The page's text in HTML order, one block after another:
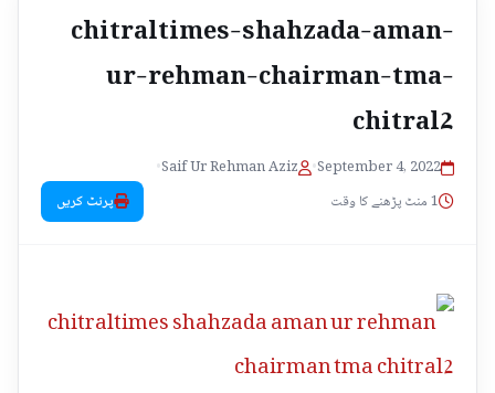
chitraltimes-shahzada-aman-
ur-rehman-chairman-tma-
chitral2
September 4, 2022
•
Saif Ur Rehman Aziz
•
1 منٹ پڑھنے کا وقت
پرنٹ کریں